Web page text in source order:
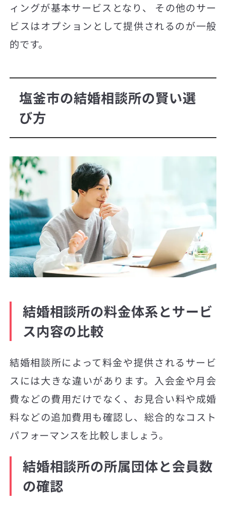
ィングが基本サービスとなり、 その他のサー
ビスはオプションとして提供されるのが一般
的です。
塩釜市の結婚相談所の賢い選
び方
結婚相談所の料金体系とサービ
ス内容の比較
結婚相談所によって料金や提供されるサービ
スには大きな違いがあります。入会金や月会
費などの費用だけでなく、お見合い料や成婚
料などの追加費用も確認し、総合的なコスト
パフォーマンスを比較しましょう。
結婚相談所の所属団体と会員数
の確認